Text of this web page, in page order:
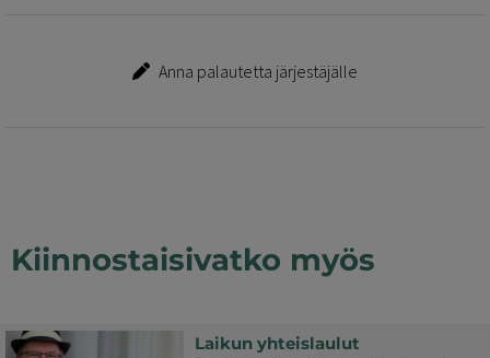
Anna palautetta järjestäjälle
Kiinnostaisivatko myös
Laikun yhteislaulut